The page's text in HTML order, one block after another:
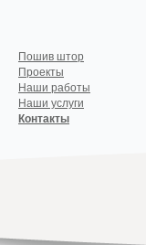
Пошив штор
Проекты
Наши работы
Наши услуги
Контакты